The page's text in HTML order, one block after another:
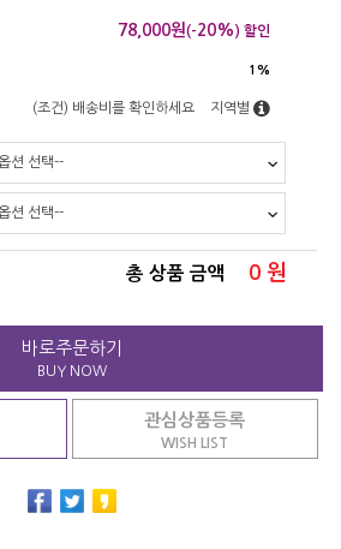
78,000원(-20%) 할인
1%
(조건) 배송비를 확인하세요 지역별
총 상품 금액 0 원
바로주문하기
BUY NOW
관심상품등록
WISH LIST